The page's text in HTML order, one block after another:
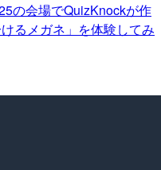
の会場でQuizKnockが作
るメガネ」を体験してみ